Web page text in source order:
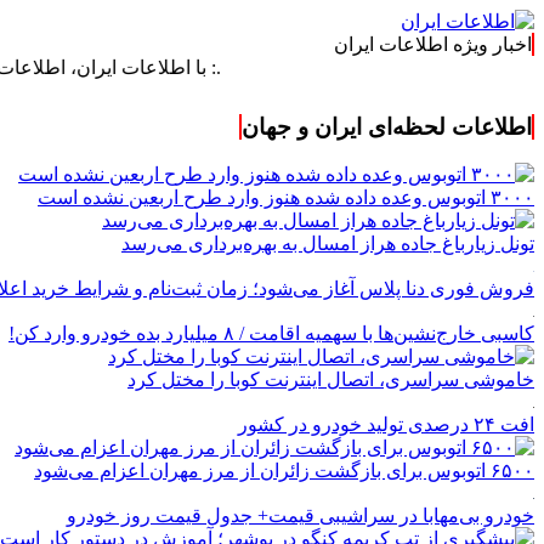
اخبار ویژه اطلاعات ایران
.: با اطلاعات ایران، اطلاعات خود را
اطلاعات لحظه‌ای ایران و جهان
۳۰۰۰ اتوبوس وعده داده شده هنوز وارد طرح اربعین نشده است
تونل زیارباغ جاده هراز امسال به بهره‌برداری می‌رسد
فروش فوری دنا پلاس آغاز می‌شود؛ زمان ثبت‌نام و شرایط خرید
کاسبی خارج‌نشین‌ها با سهمیه اقامت / ۸ میلیارد بده خودرو وارد کن!
خاموشی سراسری، اتصال اینترنت کوبا را مختل کرد
افت ۲۴ درصدی تولید خودرو در کشور
۶۵۰۰ اتوبوس برای بازگشت زائران از مرز مهران اعزام می‌شود
خودرو بی‌مهابا در سراشیبی قیمت+ جدول قیمت روز خودرو